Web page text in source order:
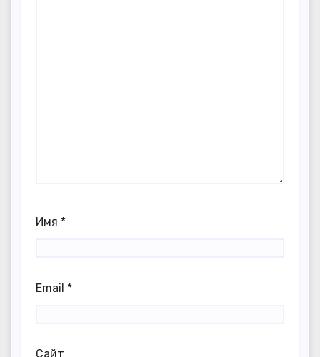
Имя *
Email *
Сайт